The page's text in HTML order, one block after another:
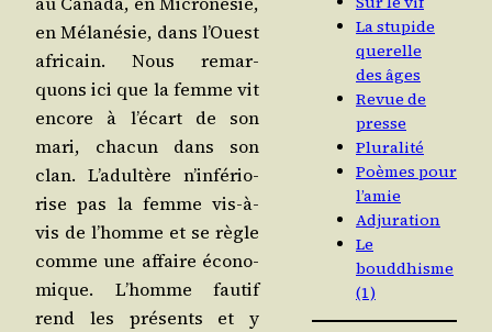
en Méla­né­sie, dans l’Ouest
afri­cain. Nous remar­
quons ici que la femme vit
encore à l’é­cart de son
mari, cha­cun dans son
clan. L’a­dul­tère n’in­fé­rio­
rise pas la femme vis-à-
vis de l’homme et se règle
comme une affaire éco­no­
mique. L’homme fau­tif
rend les pré­sents et y
La stupide
querelle
des âges
Revue de
presse
Pluralité
Poèmes pour
l’amie
Adjuration
Le
bouddhisme
(1)